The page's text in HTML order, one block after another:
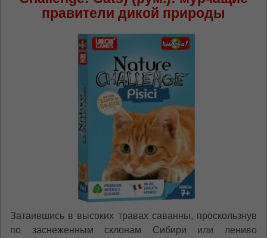
правители дикой природы
Затаившись в высоких травах саванны, проскользнув
по заснеженным склонам Сибири или лениво
Vă vom deranja doar o singură dată, apoi vă
Если вы хотите переключить язык
сайта, то это можно всегда сделать в
правом верхнем углу страницы.
Dacă doriți să schimbați limba site-ului, puteți
oricând să faceți asta în colțul din dreapta sus
al paginii.
RU